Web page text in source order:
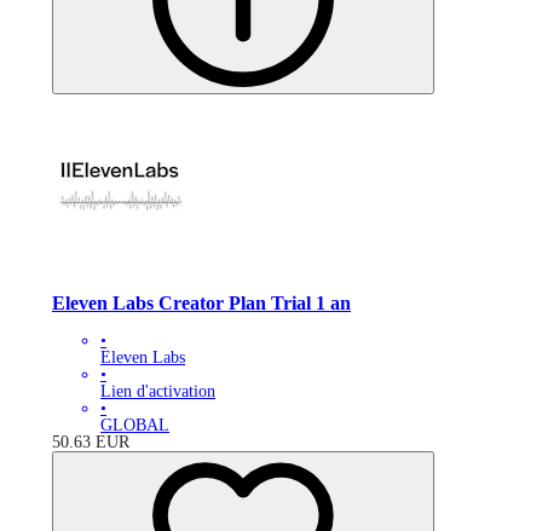
Eleven Labs Creator Plan Trial 1 an
•
Eleven Labs
•
Lien d'activation
•
GLOBAL
50.63 EUR